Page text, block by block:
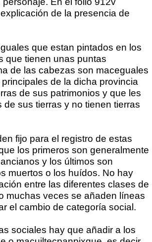
de la presencia de
que estan pintados en los
que tienen unas puntas
de las cabezas son maceguales
de la dicha provincia
de sus patrimonios y que les
de sus tierras y no tienen tierras
fijo para el registro de estas
los primeros son generalmente
y los últimos son
muertos o los huídos. No hay
entre las diferentes clases de
muchas veces se añaden líneas
el cambio de categoría social.
sociales hay que añadir a los